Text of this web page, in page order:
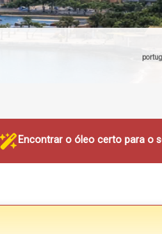
Encontrar o óleo certo para o